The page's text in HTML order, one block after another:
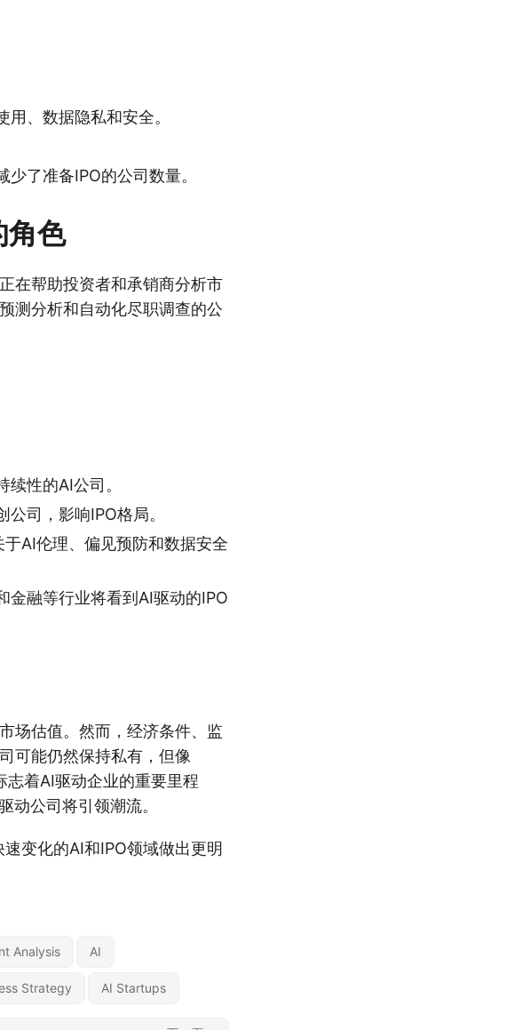
、数据隐私和安全。
了准备IPO的公司数量。
角色
在帮助投资者和承销商分析市
测分析和自动化尽职调查的公
性的AI公司。
司，影响IPO格局。
AI伦理、偏见预防和数据安全
金融等行业将看到AI驱动的IPO
场估值。然而，经济条件、监
可能仍然保持私有，但像
着AI驱动企业的重要里程
动公司将引领潮流。
变化的AI和IPO领域做出更明
Analysis AI
Strategy AI Startups